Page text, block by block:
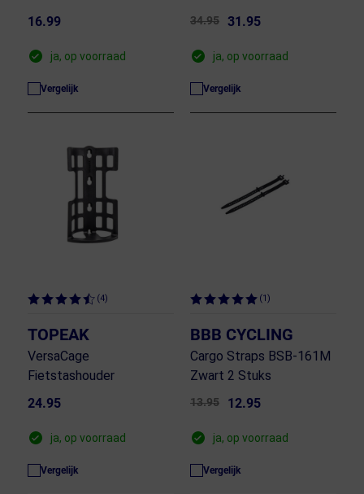
16.99
ja, op voorraad
Vergelijk
34.95 31.95
ja, op voorraad
Vergelijk
(4)
TOPEAK
VersaCage
Fietstashouder
24.95
ja, op voorraad
Vergelijk
(1)
BBB CYCLING
Cargo Straps BSB-161M
Zwart 2 Stuks
13.95 12.95
ja, op voorraad
Vergelijk